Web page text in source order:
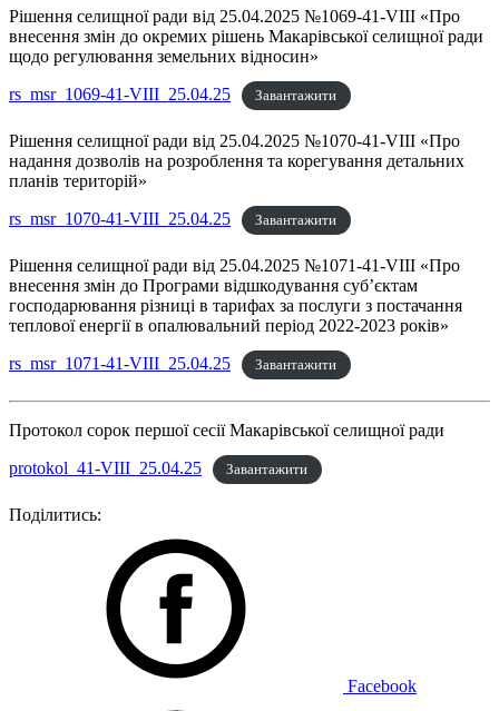
Рішення селищної ради від 25.04.2025 №1069-41-VIII «Про
внесення змін до окремих рішень Макарівської селищної ради
щодо регулювання земельних відносин»
rs_msr_1069-41-VIII_25.04.25
Завантажити
Рішення селищної ради від 25.04.2025 №1070-41-VIII «Про
надання дозволів на розроблення та корегування детальних
планів територій»
rs_msr_1070-41-VIII_25.04.25
Завантажити
Рішення селищної ради від 25.04.2025 №1071-41-VIII «Про
внесення змін до Програми відшкодування суб’єктам
господарювання різниці в тарифах за послуги з постачання
теплової енергії в опалювальний період 2022-2023 років»
rs_msr_1071-41-VIII_25.04.25
Завантажити
Протокол сорок першої сесії Макарівської селищної ради
protokol_41-VIII_25.04.25
Завантажити
Поділитись:
Facebook